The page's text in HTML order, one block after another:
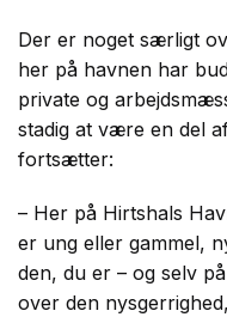
Der er noget særligt
her på havnen har
private og
stadig at være en del
fortsætter:
– Her på Hirtshals
er ung eller gammel,
den, du er – og selv
over den